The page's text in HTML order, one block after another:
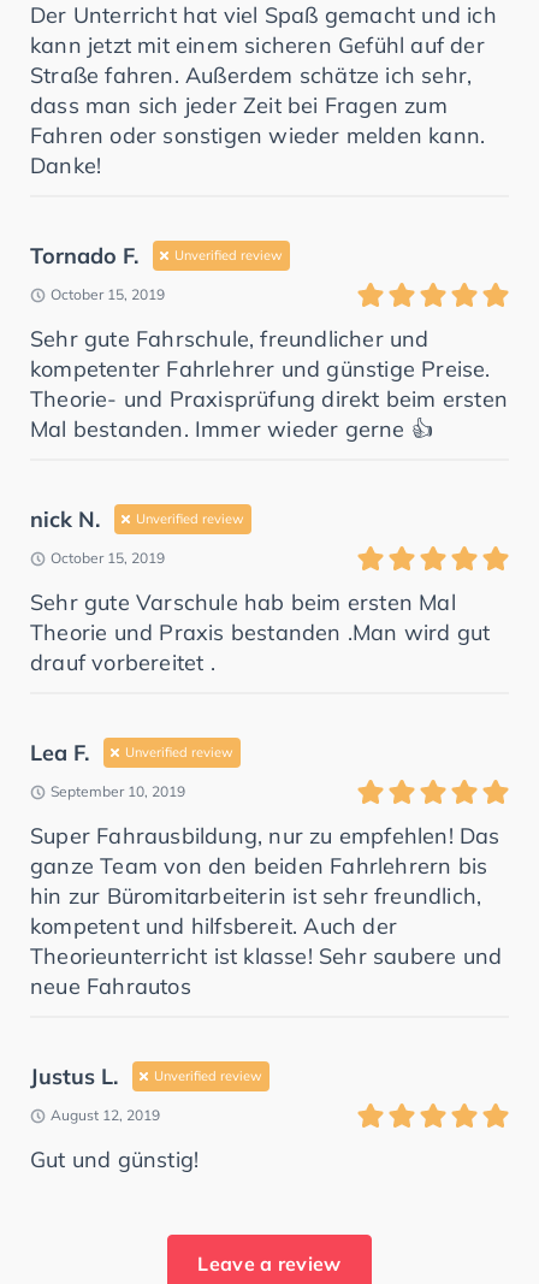
Der Unterricht hat viel Spaß gemacht und ich
kann jetzt mit einem sicheren Gefühl auf der
Straße fahren. Außerdem schätze ich sehr,
dass man sich jeder Zeit bei Fragen zum
Fahren oder sonstigen wieder melden kann.
Danke!
Tornado F. Unverified review
October 15, 2019
Sehr gute Fahrschule, freundlicher und
kompetenter Fahrlehrer und günstige Preise.
Theorie- und Praxisprüfung direkt beim ersten
Mal bestanden. Immer wieder gerne 👍
nick N. Unverified review
October 15, 2019
Sehr gute Varschule hab beim ersten Mal
Theorie und Praxis bestanden .Man wird gut
drauf vorbereitet .
Lea F. Unverified review
September 10, 2019
Super Fahrausbildung, nur zu empfehlen! Das
ganze Team von den beiden Fahrlehrern bis
hin zur Büromitarbeiterin ist sehr freundlich,
kompetent und hilfsbereit. Auch der
Theorieunterricht ist klasse! Sehr saubere und
neue Fahrautos
Justus L. Unverified review
August 12, 2019
Gut und günstig!
Leave a review